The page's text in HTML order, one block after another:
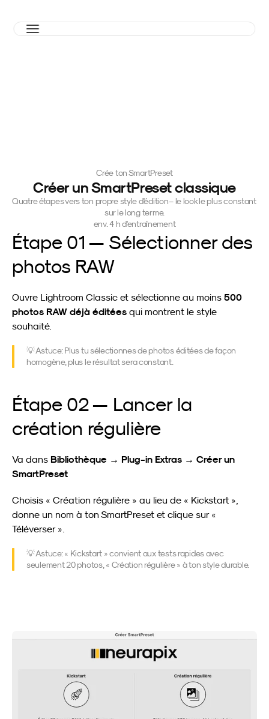
Crée ton SmartPreset
Créer un SmartPreset classique
Quatre étapes vers ton propre style d'édition – le look le plus constant
sur le long terme.
env. 4 h d'entraînement
Étape 01 — Sélectionner des
photos RAW
Ouvre Lightroom Classic et sélectionne au moins 500
photos RAW déjà éditées qui montrent le style
souhaité.
💡 Astuce: Plus tu sélectionnes de photos éditées de façon
homogène, plus le résultat sera constant.
Étape 02 — Lancer la
création régulière
Va dans Bibliothèque → Plug-in Extras → Créer un
SmartPreset
Choisis « Création régulière » au lieu de « Kickstart »,
donne un nom à ton SmartPreset et clique sur «
Téléverser ».
💡 Astuce: « Kickstart » convient aux tests rapides avec
seulement 20 photos, « Création régulière » à ton style durable.